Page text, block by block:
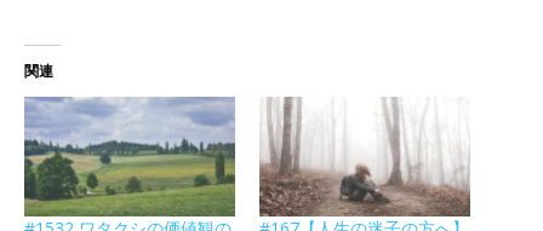
関連